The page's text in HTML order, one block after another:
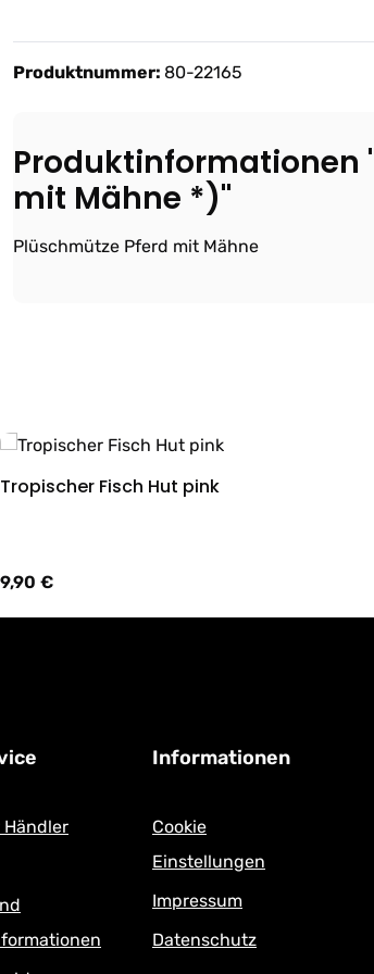
Produktnummer: 80-22165
Produktinformationen
mit Mähne *)"
Plüschmütze Pferd mit Mähne
Details
Tropischer Fisch Hut pink
Regulärer Preis:
9,90 €
Informationen
Cookie
Einstellungen
Impressum
Datenschutz